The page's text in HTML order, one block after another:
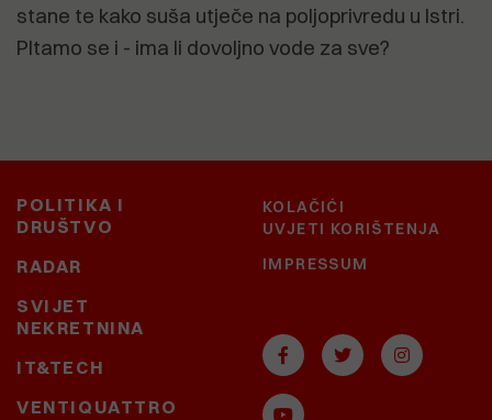
stane te kako suša utječe na poljoprivredu u Istri.
PItamo se i - ima li dovoljno vode za sve?
POLITIKA I
DRUŠTVO
RADAR
SVIJET
NEKRETNINA
IT&TECH
VENTIQUATTRO
KOLAČIĆI
UVJETI KORIŠTENJA
IMPRESSUM